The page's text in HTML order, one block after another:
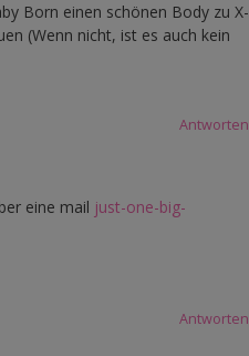
Born einen schönen Body zu X-
(Wenn nicht, ist es auch kein
Antworten
eine mail just-one-big-
Antworten